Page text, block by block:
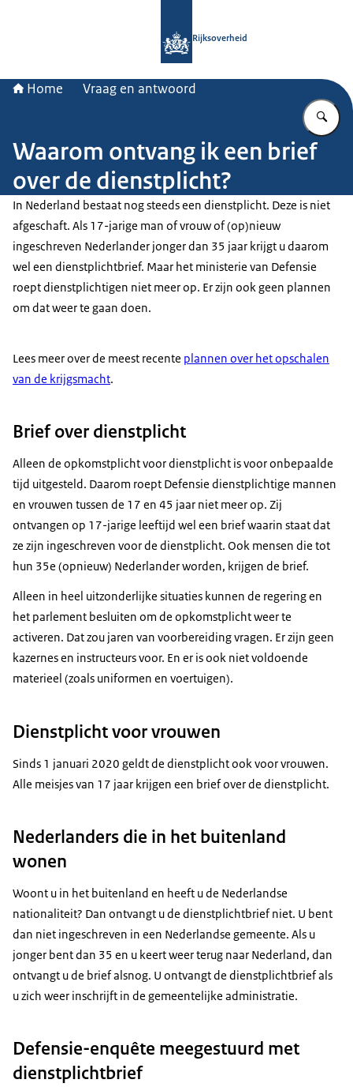
Rijksoverheid
Home Vraag en antwoord
Waarom ontvang ik een brief
over de dienstplicht?
In Nederland bestaat nog steeds een dienstplicht. Deze is niet
afgeschaft. Als 17-jarige man of vrouw of (op)nieuw
ingeschreven Nederlander jonger dan 35 jaar krijgt u daarom
wel een dienstplichtbrief. Maar het ministerie van Defensie
roept dienstplichtigen niet meer op. Er zijn ook geen plannen
om dat weer te gaan doen.
Lees meer over de meest recente plannen over het opschalen
van de krijgsmacht.
Brief over dienstplicht
Alleen de opkomstplicht voor dienstplicht is voor onbepaalde
tijd uitgesteld. Daarom roept Defensie dienstplichtige mannen
en vrouwen tussen de 17 en 45 jaar niet meer op. Zij
ontvangen op 17-jarige leeftijd wel een brief waarin staat dat
ze zijn ingeschreven voor de dienstplicht. Ook mensen die tot
hun 35e (opnieuw) Nederlander worden, krijgen de brief.
Alleen in heel uitzonderlijke situaties kunnen de regering en
het parlement besluiten om de opkomstplicht weer te
activeren. Dat zou jaren van voorbereiding vragen. Er zijn geen
kazernes en instructeurs voor. En er is ook niet voldoende
materieel (zoals uniformen en voertuigen).
Dienstplicht voor vrouwen
Sinds 1 januari 2020 geldt de dienstplicht ook voor vrouwen.
Alle meisjes van 17 jaar krijgen een brief over de dienstplicht.
Nederlanders die in het buitenland
wonen
Woont u in het buitenland en heeft u de Nederlandse
nationaliteit? Dan ontvangt u de dienstplichtbrief niet. U bent
dan niet ingeschreven in een Nederlandse gemeente. Als u
jonger bent dan 35 en u keert weer terug naar Nederland, dan
ontvangt u de brief alsnog. U ontvangt de dienstplichtbrief als
u zich weer inschrijft in de gemeentelijke administratie.
Defensie-enquête meegestuurd met
dienstplichtbrief